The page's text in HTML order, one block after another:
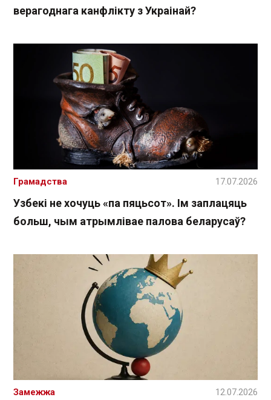
верагоднага канфлікту з Украінай?
Узбекі не хочуць «па пяцьсот». Ім заплацяць
больш, чым атрымлівае палова беларусаў?
Грамадства 17.07.2026
Замежжа 12.07.2026